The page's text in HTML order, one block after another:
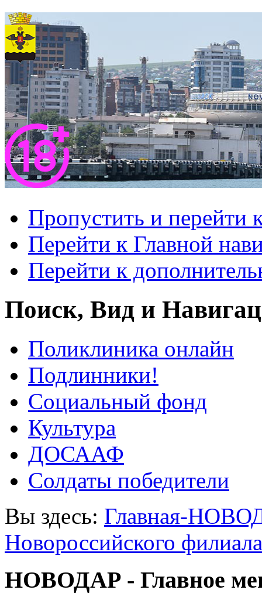
Пропустить и перейти
Перейти к Главной
Перейти к
Поиск, Вид и
Поликлиника онлайн
Подлинники!
Социальный фонд
Культура
ДОСААФ
Солдаты победители
Вы здесь: Главная-
Новороссийского
НОВОДАР - Главное